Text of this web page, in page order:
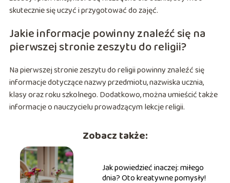
skutecznie się uczyć i przygotować do zajęć.
Jakie informacje powinny znaleźć się na
pierwszej stronie zeszytu do religii?
Na pierwszej stronie zeszytu do religii powinny znaleźć się
informacje dotyczące nazwy przedmiotu, nazwiska ucznia,
klasy oraz roku szkolnego. Dodatkowo, można umieścić także
informacje o nauczycielu prowadzącym lekcje religii.
Zobacz także:
Jak powiedzieć inaczej: miłego
dnia? Oto kreatywne pomysły!